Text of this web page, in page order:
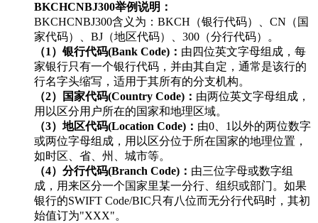
BKCHCNBJ300举例说明：
BKCHCNBJ300含义为：BKCH（银行代码）、CN（国
家代码）、BJ（地区代码）、300（分行代码）。
（1）银行代码(Bank Code)： 由四位英文字母组成，每
家银行只有一个银行代码，并由其自定，通常是该行的
行名字头缩写，适用于其所有的分支机构。
（2）国家代码(Country Code)： 由两位英文字母组成，
用以区分用户所在的国家和地理区域。
（3）地区代码(Location Code)： 由0、1以外的两位数字
或两位字母组成，用以区分位于所在国家的地理位置，
如时区、省、州、城市等。
（4）分行代码(Branch Code)： 由三位字母或数字组
成，用来区分一个国家里某一分行、组织或部门。如果
银行的SWIFT Code/BIC只有八位而无分行代码时，其初
始值订为"XXX"。